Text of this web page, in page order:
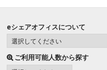
eシェアオフィスについて
ご利用可能人数から探す